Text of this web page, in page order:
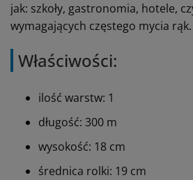
jak: szkoły, gastronomia, hotele,
wymagających częstego mycia rąk.
Właściwości:
ilość warstw: 1
długość: 300 m
wysokość: 18 cm
średnica rolki: 19 cm